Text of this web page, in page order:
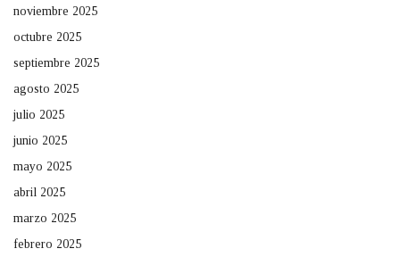
noviembre 2025
octubre 2025
septiembre 2025
agosto 2025
julio 2025
junio 2025
mayo 2025
abril 2025
marzo 2025
febrero 2025